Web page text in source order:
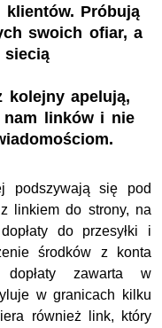
Próbują
swoich ofiar, a
siecią
kolejny apelują,
nam linków i nie
podszywają się pod
linkiem do strony, na
do przesyłki i
środków z konta
dopłaty zawarta w
w granicach kilku
również link, który